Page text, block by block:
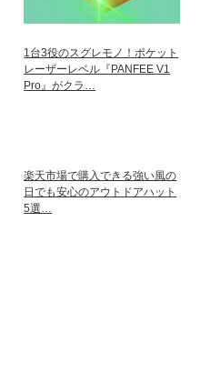
1台3役のスグレモノ！ポケット
レーザーレベル『PANFEE V1
Pro』がクラ…
楽天市場で購入できる強い風の
日でも安心のアウトドアハット
5選…